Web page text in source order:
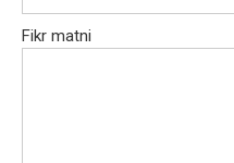
Fikr matni